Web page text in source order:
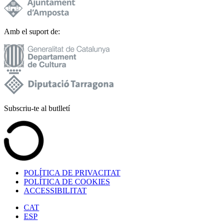
Amb el suport de:
Subscriu-te al butlletí
POLÍTICA DE PRIVACITAT
POLÍTICA DE COOKIES
ACCESSIBILITAT
CAT
ESP